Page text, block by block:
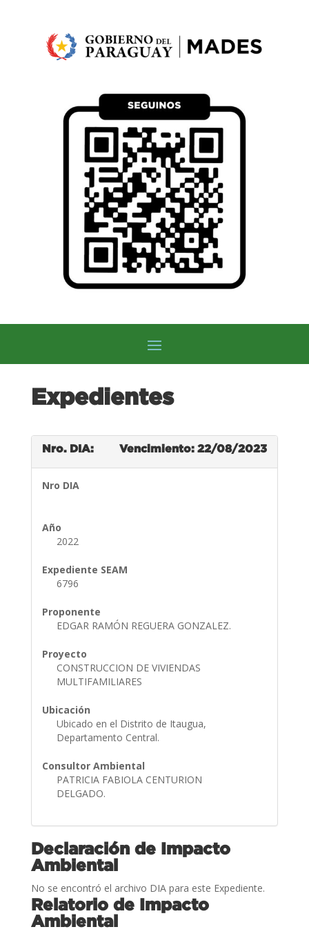
Expedientes
Nro. DIA: Vencimiento: 22/08/2023
Nro DIA
Año
2022
Expediente SEAM
6796
Proponente
EDGAR RAMÓN REGUERA GONZALEZ.
Proyecto
CONSTRUCCION DE VIVIENDAS
MULTIFAMILIARES
Ubicación
Ubicado en el Distrito de Itaugua,
Departamento Central.
Consultor Ambiental
PATRICIA FABIOLA CENTURION
DELGADO.
Declaración de Impacto
Ambiental
No se encontró el archivo DIA para este Expediente.
Relatorio de Impacto
Ambiental